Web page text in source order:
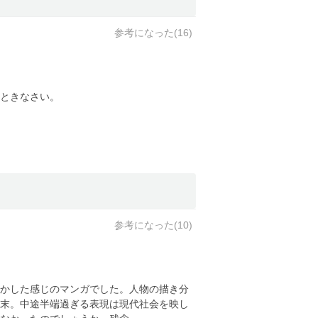
参考になった(16)
きなさい。
参考になった(10)
した感じのマンガでした。人物の描き分
。中途半端過ぎる表現は現代社会を映し